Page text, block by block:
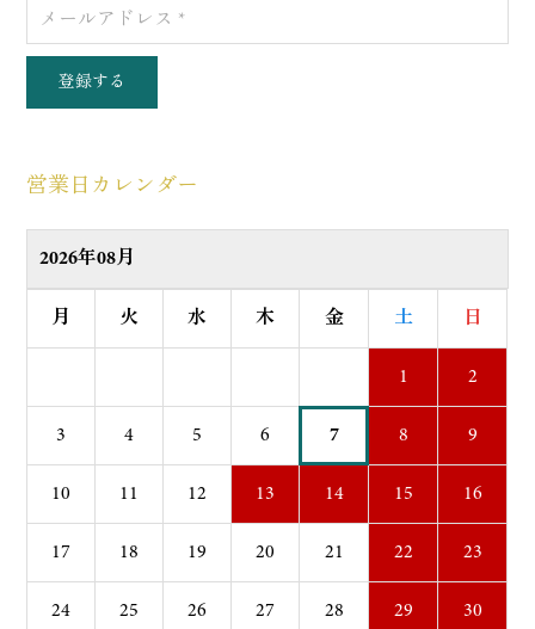
登録する
営業日カレンダー
2026年08月
月 火 水 木 金 土 日
1 2
3 4 5 6 7 8 9
10 11 12 13 14 15 16
17 18 19 20 21 22 23
24 25 26 27 28 29 30